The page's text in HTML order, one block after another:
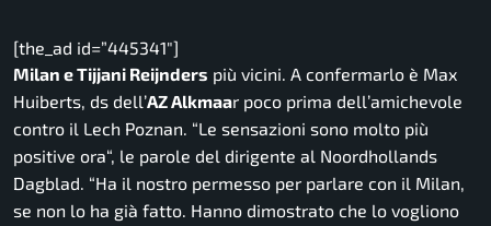
[the_ad id=”445341″]
Milan e Tijjani Reijnders più vicini. A confermarlo è Max
Huiberts, ds dell’AZ Alkmaar poco prima dell’amichevole
contro il Lech Poznan. “Le sensazioni sono molto più
positive ora“, le parole del dirigente al Noordhollands
Dagblad. “Ha il nostro permesso per parlare con il Milan,
se non lo ha già fatto. Hanno dimostrato che lo vogliono